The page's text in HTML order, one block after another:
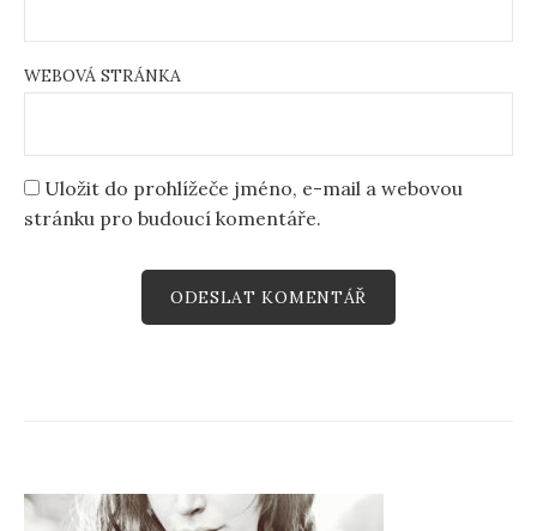
WEBOVÁ STRÁNKA
Uložit do prohlížeče jméno, e-mail a webovou
stránku pro budoucí komentáře.